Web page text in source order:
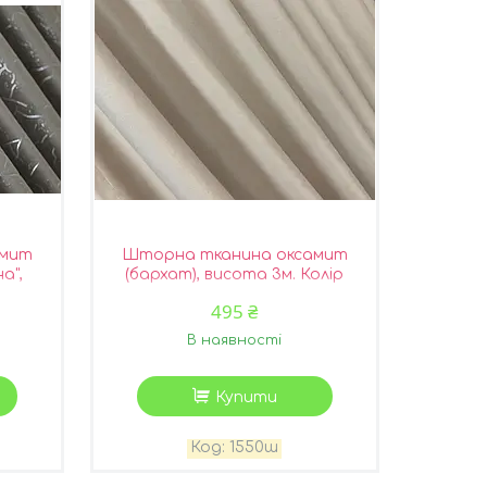
Шторна тканина оксамит
(бархат), висота 3м. Колір
495 ₴
В наявності
Купити
1550ш